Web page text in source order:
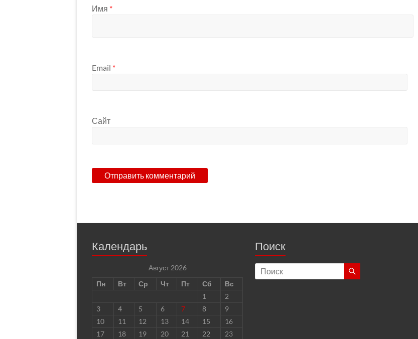
Имя *
Email *
Сайт
Календарь
Август 2026
Пн
Вт Ср Чт Пт Сб
Вс
1
2
3
4 5 6 7 8
9
10
11 12 13 14 15
16
17
18 19 20 21 22 23
Поиск